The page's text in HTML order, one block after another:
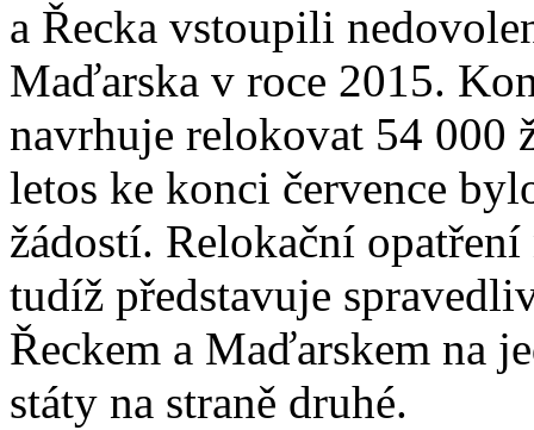
a Řecka vstoupili
Maďarska v roce 2015.
navrhuje relokovat 54 000
letos ke konci července
žádostí. Relokační
tudíž představuje
Řeckem a Maďarskem na
státy na straně druhé.